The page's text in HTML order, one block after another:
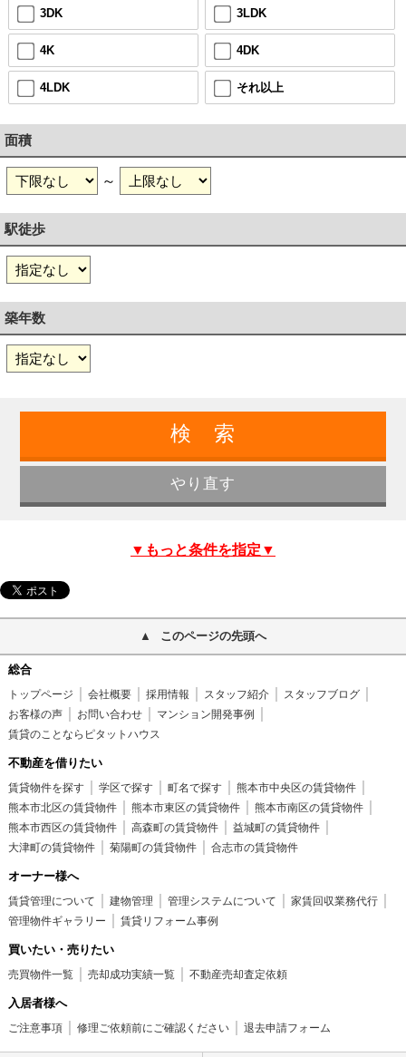
3DK 3LDK
4K 4DK
4LDK それ以上
面積
～
駅徒歩
築年数
▼もっと条件を指定▼
このページの先頭へ
総合
トップページ 会社概要 採用情報 スタッフ紹介
スタッフブログ
お客様の声
お問い合わせ
マンション開発事例
賃貸のことならピタットハウス
不動産を借りたい
賃貸物件を探す 学区で探す 町名で探す
熊本市中央区の賃貸物件
熊本市北区の賃貸物件
熊本市東区の賃貸物件
熊本市南区の賃貸物件
熊本市西区の賃貸物件
高森町の賃貸物件
益城町の賃貸物件
大津町の賃貸物件
菊陽町の賃貸物件 合志市の賃貸物件
オーナー様へ
賃貸管理について 建物管理 管理システムについて
家賃回収業務代行
管理物件ギャラリー
賃貸リフォーム事例
買いたい・売りたい
売買物件一覧 売却成功実績一覧 不動産売却査定依頼
入居者様へ
ご注意事項 修理ご依頼前にご確認ください 退去申請フォーム